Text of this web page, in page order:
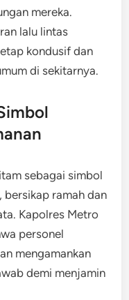
mereka.
lalu lintas
kondusif dan
di sekitarnya.
sebagai simbol
ramah dan
Kapolres Metro
personel
mengamankan
demi menjamin